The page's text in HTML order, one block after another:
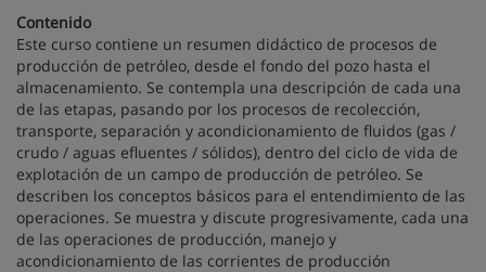
Contenido
Este curso contiene un resumen didáctico de procesos de
producción de petróleo, desde el fondo del pozo hasta el
almacenamiento. Se contempla una descripción de cada una
de las etapas, pasando por los procesos de recolección,
transporte, separación y acondicionamiento de fluidos (gas /
crudo / aguas efluentes / sólidos), dentro del ciclo de vida de
explotación de un campo de producción de petróleo. Se
describen los conceptos básicos para el entendimiento de las
operaciones. Se muestra y discute progresivamente, cada una
de las operaciones de producción, manejo y
acondicionamiento de las corrientes de producción